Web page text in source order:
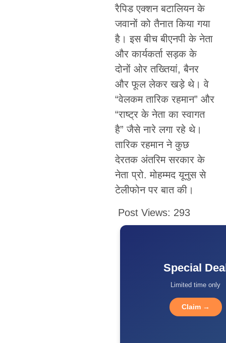
रैपिड एक्शन बटालियन के
जवानों को तैनात किया गया
है। इस बीच बीएनपी के नेता
और कार्यकर्ता सड़क के
दोनों ओर तख्तियां, बैनर
और फूल लेकर खड़े थे। वे
“वेलकम तारिक रहमान” और
“राष्ट्र के नेता का स्वागत
है” जैसे नारे लगा रहे थे।
तारिक रहमान ने कुछ
देरतक अंतरिम सरकार के
नेता प्रो. मोहम्मद यूनुस से
टेलीफोन पर बात की।
Post Views: 293
Special
Limited time only
Claim →